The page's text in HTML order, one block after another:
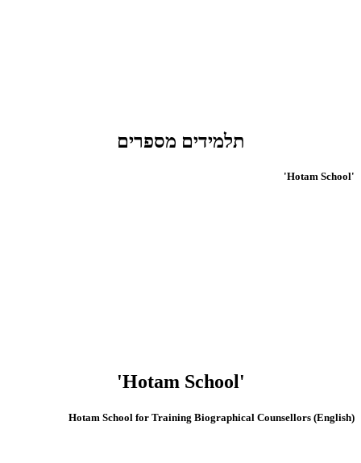
תלמידים מספרים
'Hotam School'
'Hotam School'
(English) Hotam School for Training Biographical Counsellors